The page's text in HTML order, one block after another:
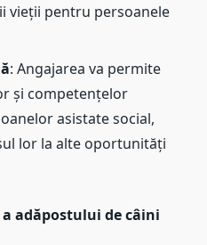
vieții pentru persoanele
: Angajarea va permite
și competențelor
asistate social,
lor la alte oportunități
adăpostului de câini